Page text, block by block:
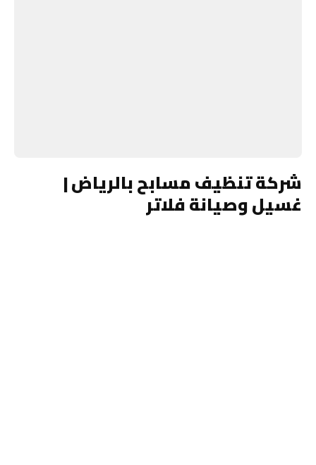
شركة تنظيف مسابح بالرياض |
غسيل وصيانة فلاتر